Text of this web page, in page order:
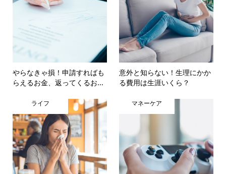
やらなきゃ損！申請すればも
らえるお金、返ってくるお...
意外と知らない！生理にかか
る費用は生涯いくら？
ライフ マネーケア